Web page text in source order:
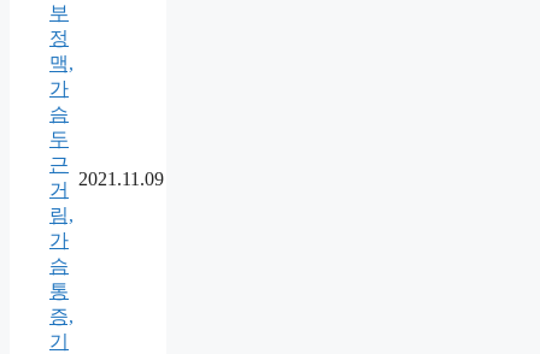
부
정
맥,
가
슴
두
근
거
림,
가
슴
통
증,
기
2021.11.09